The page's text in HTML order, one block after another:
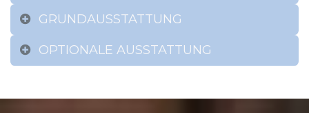
GRUNDAUSSTATTUNG
OPTIONALE AUSSTATTUNG